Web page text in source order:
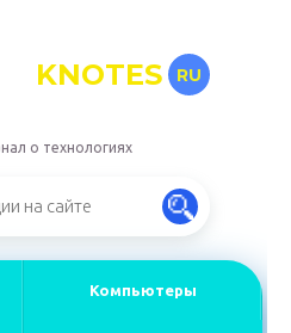
KNOTES RU
о технологиях
Компьютеры